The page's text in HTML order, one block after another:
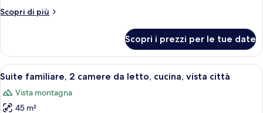
VIP
Scopri di più
Altri
vista
oceano
(
Scopri i prezzi per le tue date
Apri
tutte
le
foto
Una camera d'albergo moderna
11
Suite familiare, 2 camere da letto, cucina, vista città
Vista montagna
45 m²